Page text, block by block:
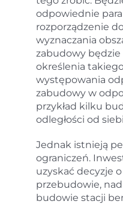
odpowiednie
rozporządzenie
wyznaczania
zabudowy będzie
określenia
występowania
zabudowy w
przykład kilku
odległości od
Jednak istnieją
ograniczeń.
uzyskać decyzje
przebudowie,
budowie stacji